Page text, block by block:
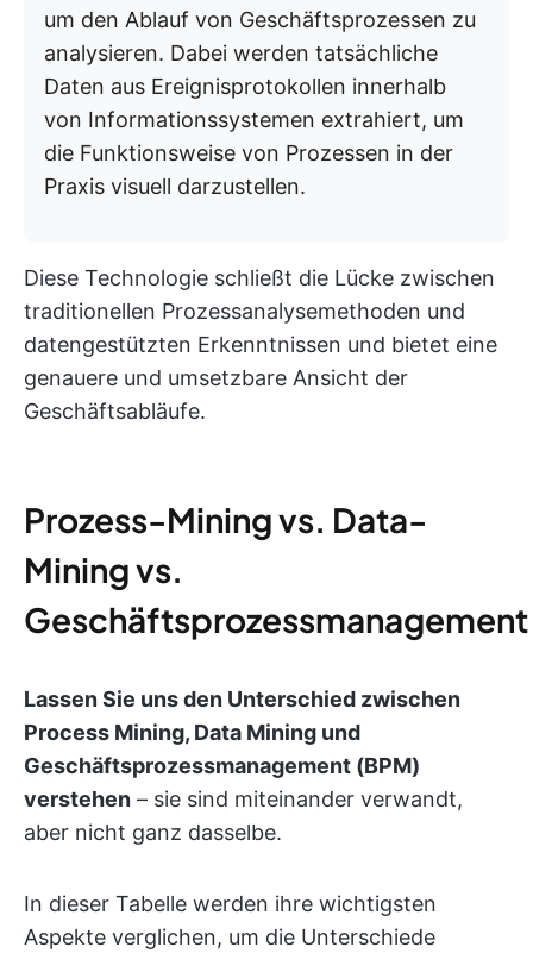
um den Ablauf von Geschäftsprozessen zu
analysieren. Dabei werden tatsächliche
Daten aus Ereignisprotokollen innerhalb
von Informationssystemen extrahiert, um
die Funktionsweise von Prozessen in der
Praxis visuell darzustellen.
Diese Technologie schließt die Lücke zwischen
traditionellen Prozessanalysemethoden und
datengestützten Erkenntnissen und bietet eine
genauere und umsetzbare Ansicht der
Geschäftsabläufe.
Prozess-Mining vs. Data-
Mining vs.
Geschäftsprozessmanagement
Lassen Sie uns den Unterschied zwischen
Process Mining, Data Mining und
Geschäftsprozessmanagement (BPM)
verstehen – sie sind miteinander verwandt,
aber nicht ganz dasselbe.
In dieser Tabelle werden ihre wichtigsten
Aspekte verglichen, um die Unterschiede